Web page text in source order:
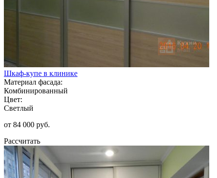
Шкаф-купе в клинике
Материал фасада:
Комбинированный
Цвет:
Светлый
от 84 000 руб.
Рассчитать